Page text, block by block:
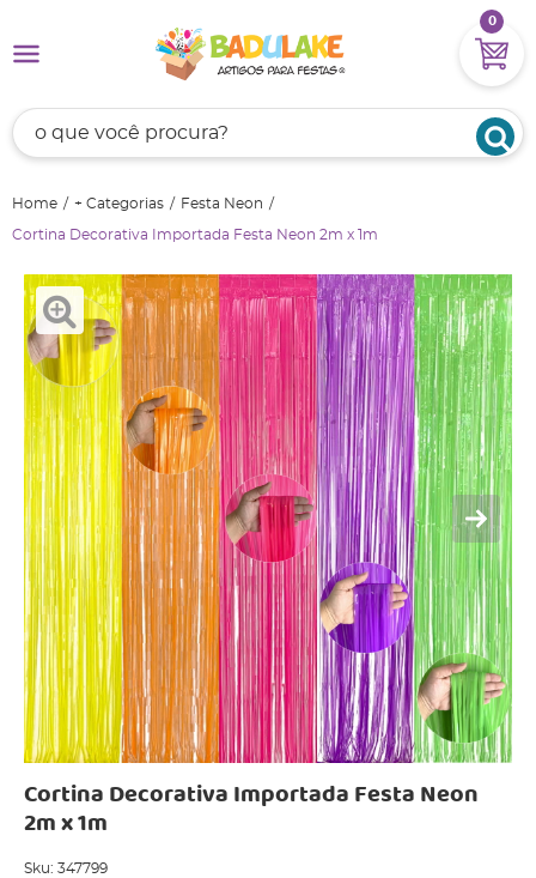
0
Home + Categorias Festa Neon
Cortina Decorativa Importada Festa Neon 2m x 1m
Cortina Decorativa Importada Festa Neon
2m x 1m
Sku: 347799